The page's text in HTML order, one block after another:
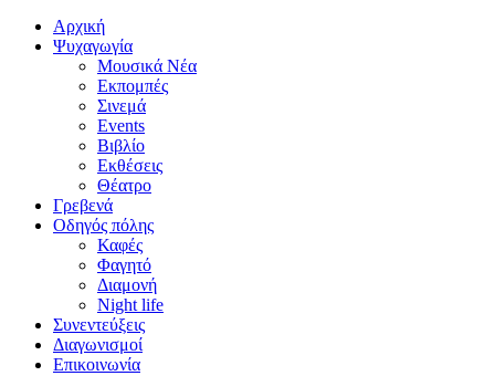
Αρχική
Ψυχαγωγία
Μουσικά Νέα
Εκπομπές
Σινεμά
Events
Βιβλίο
Εκθέσεις
Θέατρο
Γρεβενά
Οδηγός πόλης
Καφές
Φαγητό
Διαμονή
Night life
Συνεντεύξεις
Διαγωνισμοί
Επικοινωνία